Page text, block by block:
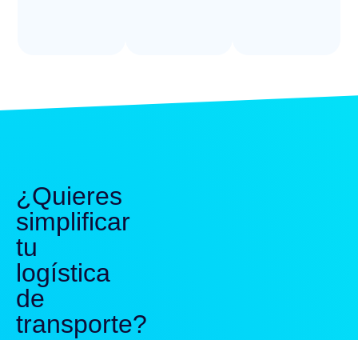
¿Quieres
simplificar
tu
logística
de
transporte?